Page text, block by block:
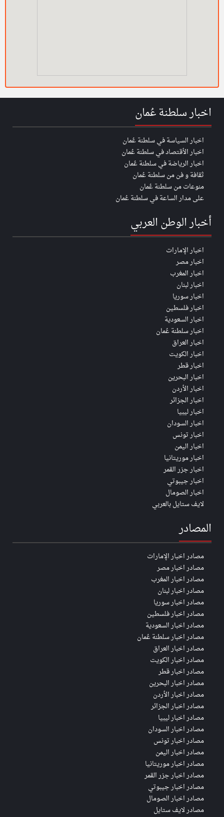
اخبار سلطنة عُمان
اخبار السياسة في سلطنة عُمان
اخبار الأقتصاد في سلطنة عُمان
اخبار الرياضة في سلطنة عُمان
ثقافة و فن من سلطنة عُمان
منوعات من سلطنة عُمان
على مدار الساعة في سلطنة عُمان
أخبار الوطن العربي
اخبار الإمارات
اخبار مصر
اخبار المغرب
اخبار لبنان
اخبار سوريا
اخبار فلسطين
اخبار السعودية
اخبار سلطنة عُمان
اخبار العراق
اخبار الكويت
اخبار قطر
اخبار البحرين
اخبار الأردن
اخبار الجزائر
اخبار ليبيا
اخبار السودان
اخبار تونس
اخبار اليمن
اخبار موريتانيا
اخبار جزر القمر
اخبار جيبوتي
اخبار الصومال
لايف ستايل بالعربي
المصادر
مصادر اخبار الإمارات
مصادر اخبار مصر
مصادر اخبار المغرب
مصادر اخبار لبنان
مصادر اخبار سوريا
مصادر اخبار فلسطين
مصادر اخبار السعودية
مصادر اخبار سلطنة عُمان
مصادر اخبار العراق
مصادر اخبار الكويت
مصادر اخبار قطر
مصادر اخبار البحرين
مصادر اخبار الأردن
مصادر اخبار الجزائر
مصادر اخبار ليبيا
مصادر اخبار السودان
مصادر اخبار تونس
مصادر اخبار اليمن
مصادر اخبار موريتانيا
مصادر اخبار جزر القمر
مصادر اخبار جيبوتي
مصادر اخبار الصومال
مصادر لايف ستايل